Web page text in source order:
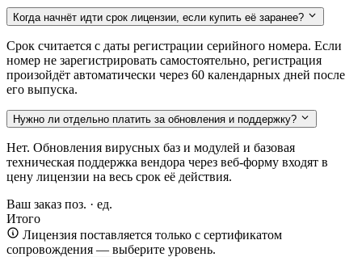
Когда начнёт идти срок лицензии, если купить её заранее?
Срок считается с даты регистрации серийного номера. Если
номер не зарегистрировать самостоятельно, регистрация
произойдёт автоматически через 60 календарных дней после
его выпуска.
Нужно ли отдельно платить за обновления и поддержку?
Нет. Обновления вирусных баз и модулей и базовая
техническая поддержка вендора через веб-форму входят в
цену лицензии на весь срок её действия.
Ваш заказ поз. · ед.
Итого
Лицензия поставляется только с сертификатом
сопровождения — выберите уровень.